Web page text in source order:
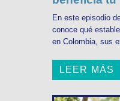
En este episodio
conoce qué
en Colombia, sus
LEER MÁS